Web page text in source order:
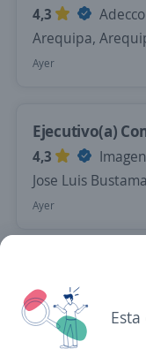
4,3
Arequipa,
Ayer
Ejecutivo(a)
4,3
Jose Luis
Ayer
Ejecutivo(a)
Arequipa